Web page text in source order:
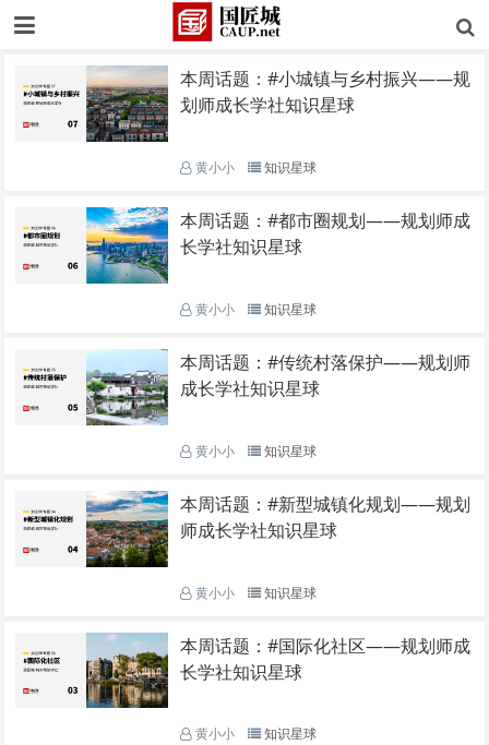
本周话题：#小城镇与乡村振兴——规
划师成长学社知识星球
黄小小 知识星球
本周话题：#都市圈规划——规划师成
长学社知识星球
黄小小 知识星球
本周话题：#传统村落保护——规划师
成长学社知识星球
黄小小 知识星球
本周话题：#新型城镇化规划——规划
师成长学社知识星球
黄小小 知识星球
本周话题：#国际化社区——规划师成
长学社知识星球
黄小小 知识星球